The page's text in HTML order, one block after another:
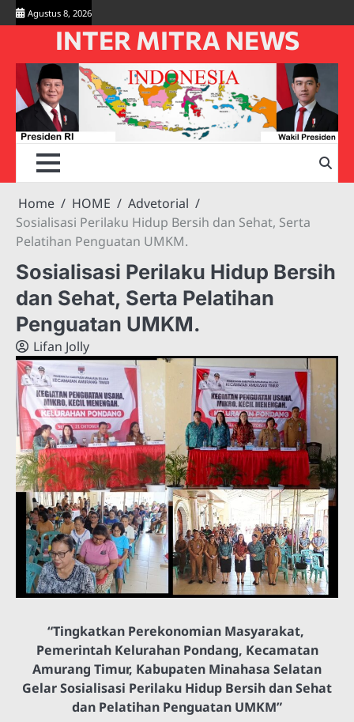
Skip
to
Agustus 8, 2026
INTER MITRA NEWS
Home HOME
Advetorial
Sosialisasi Perilaku Hidup Bersih dan Sehat, Serta
Pelatihan Penguatan UMKM.
Sosialisasi Perilaku Hidup Bersih
dan Sehat, Serta Pelatihan
Penguatan UMKM.
Lifan Jolly
“Tingkatkan Perekonomian Masyarakat,
Pemerintah Kelurahan Pondang, Kecamatan
Amurang Timur, Kabupaten Minahasa Selatan
Gelar Sosialisasi Perilaku Hidup Bersih dan Sehat
dan Pelatihan Penguatan UMKM”